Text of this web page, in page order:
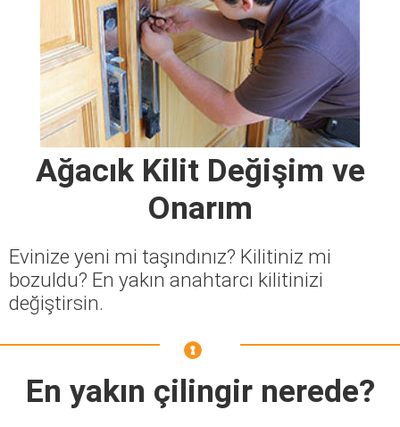
Ağacık Kilit Değişim ve
Onarım
Evinize yeni mi taşındınız? Kilitiniz mi
bozuldu? En yakın anahtarcı kilitinizi
değiştirsin.
En yakın çilingir nerede?